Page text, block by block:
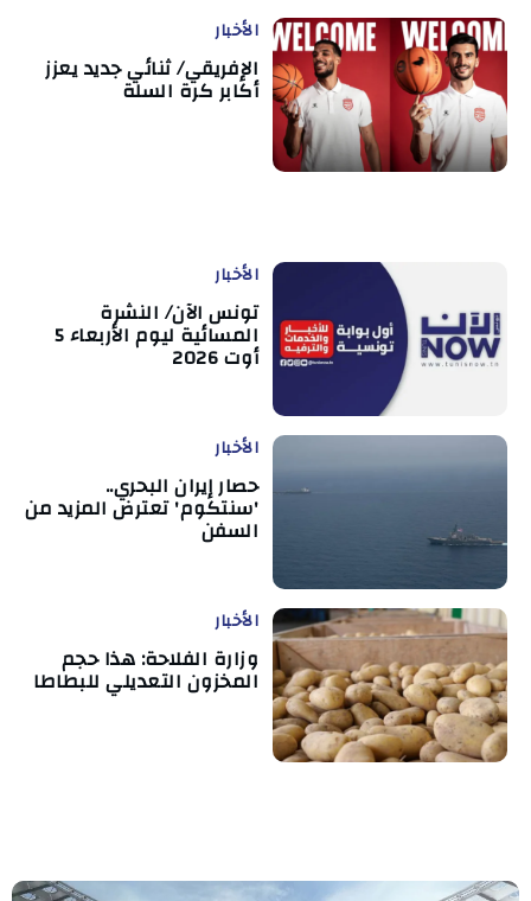
الأخبار
الإفريقي/ ثنائي جديد يعزز
أكابر كرة السلة
الأخبار
تونس الآن/ النشرة
المسائية ليوم الأربعاء 5
أوت 2026
الأخبار
حصار إيران البحري..
'سنتكوم' تعترض المزيد من
السفن
الأخبار
وزارة الفلاحة: هذا حجم
المخزون التعديلي للبطاطا